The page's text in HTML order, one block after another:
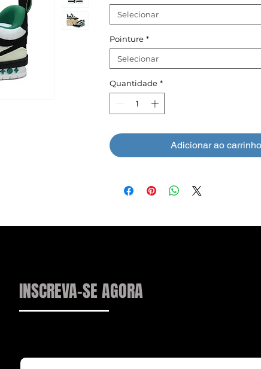
Selecionar
Pointure *
Selecionar
Quantidade *
Adicionar ao carrinho
INSCREVA-SE AGORA